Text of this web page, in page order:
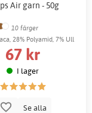
Air garn - 50g
10 färger
28% Polyamid, 7% Ull
67 kr
I lager
Se alla